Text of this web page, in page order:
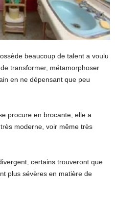
beaucoup de talent a voulu
transformer, métamorphoser
en ne dépensant que peu
procure en brocante, elle a
moderne, voir même très
certains trouveront que
plus sévères en matière de